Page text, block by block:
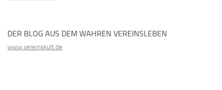
DER BLOG AUS DEM WAHREN VEREINSLEBEN
www.vereinskult.de